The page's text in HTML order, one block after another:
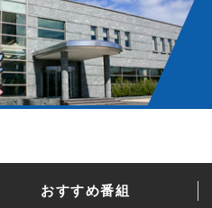
おすすめ番組